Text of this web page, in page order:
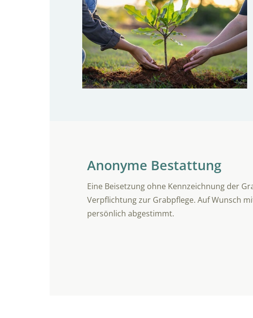
Anonyme Bestattung
Eine Beisetzung ohne Kennzeichnung der
Verpflichtung zur Grabpflege. Auf Wunsch
persönlich abgestimmt.